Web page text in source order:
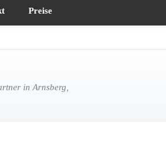
Preise
in Arnsberg,